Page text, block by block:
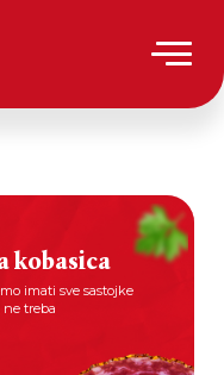
kobasica
imati sve sastojke
treba